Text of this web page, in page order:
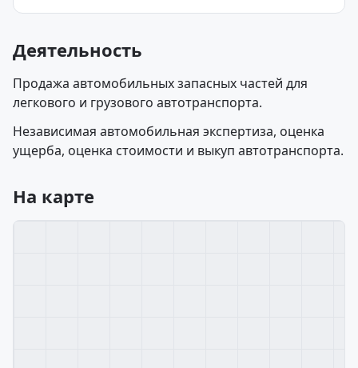
Деятельность
Продажа автомобильных запасных частей для
легкового и грузового автотранспорта.
Независимая автомобильная экспертиза, оценка
ущерба, оценка стоимости и выкуп автотранспорта.
На карте